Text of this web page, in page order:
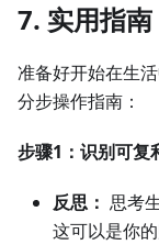
7. 实用指
准备好开始在生
分步操作指南：
步骤1：识别可复
反思： 思考
这可以是你